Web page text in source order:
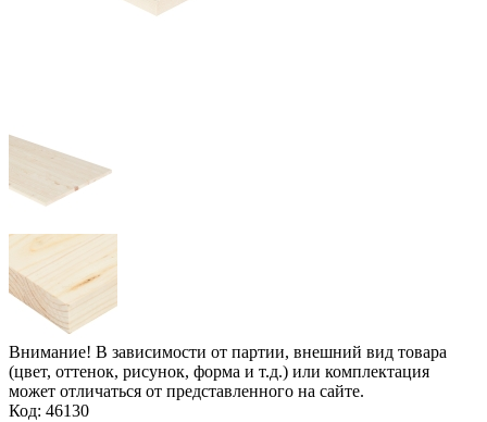
Внимание! В зависимости от партии, внешний вид товара
(цвет, оттенок, рисунок, форма и т.д.) или комплектация
может отличаться от представленного на сайте.
Код: 46130